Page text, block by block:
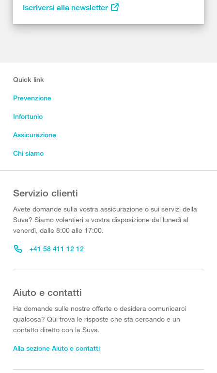
Iscriversi alla newsletter
Quick link
Prevenzione
Infortunio
Assicurazione
Chi siamo
Servizio clienti
Avete domande sulla vostra assicurazione o sui servizi della
Suva? Siamo volentieri a vostra disposizione dal lunedì al
venerdì, dalle 8:00 alle 17:00.
+41 58 411 12 12
Aiuto e contatti
Ha domande sulle nostre offerte o desidera comunicarci
qualcosa? Qui trova le risposte che sta cercando e un
contatto diretto con la Suva.
Alla sezione Aiuto e contatti